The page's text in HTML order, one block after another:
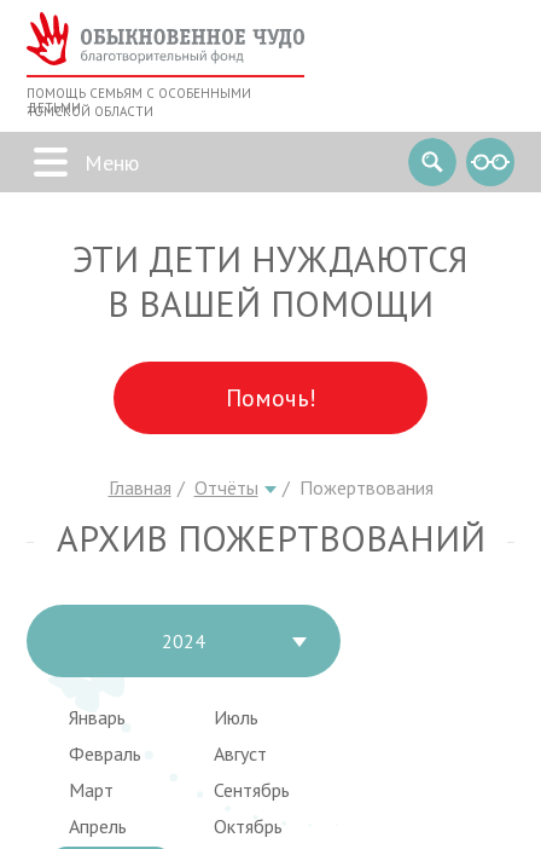
ПОМОЩЬ СЕМЬЯМ С ОСОБЕННЫМИ
ДЕТЬМИ
ТОМСКОЙ ОБЛАСТИ
ЭТИ ДЕТИ НУЖДАЮТСЯ
В ВАШЕЙ ПОМОЩИ
Помочь!
Главная Отчёты Пожертвования
АРХИВ ПОЖЕРТВОВАНИЙ
2024
Январь
Февраль
Март
Апрель
Июль
Август
Сентябрь
Октябрь